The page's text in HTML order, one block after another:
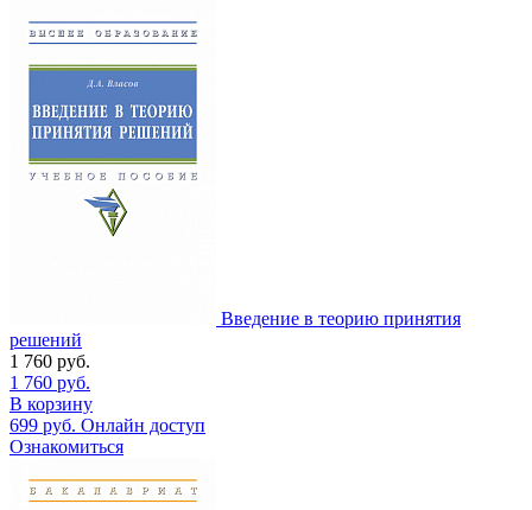
Введение в теорию принятия
решений
1 760 руб.
1 760 руб.
В корзину
699 руб. Онлайн доступ
Ознакомиться